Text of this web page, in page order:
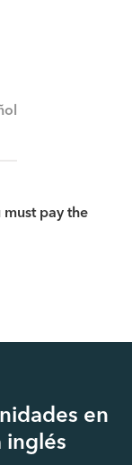
must pay the
en
inglés